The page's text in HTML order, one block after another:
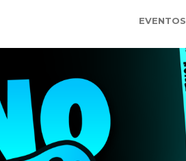
EVENTOS